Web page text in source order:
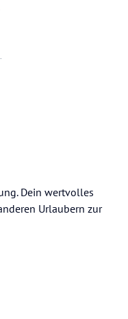
Dein wertvolles
Urlaubern zur